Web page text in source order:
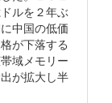
ルを２年ぶ
中国の低価
が下落する
域メモリー
が拡大し半